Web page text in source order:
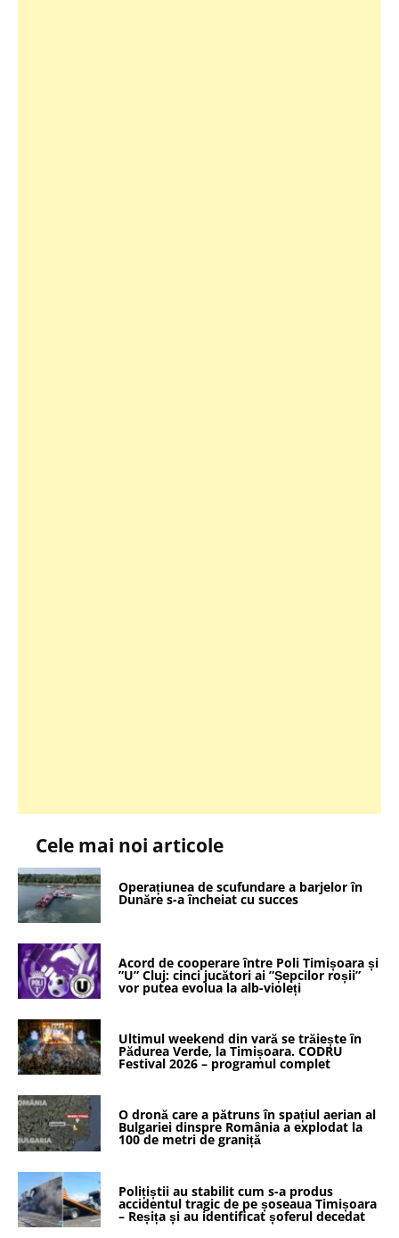
Cele mai noi articole
Operațiunea de scufundare a barjelor în
Dunăre s-a încheiat cu succes
Acord de cooperare între Poli Timișoara și
”U” Cluj: cinci jucători ai ”Șepcilor roșii”
vor putea evolua la alb-violeți
Ultimul weekend din vară se trăiește în
Pădurea Verde, la Timișoara. CODRU
Festival 2026 – programul complet
O dronă care a pătruns în spațiul aerian al
Bulgariei dinspre România a explodat la
100 de metri de graniță
Polițiștii au stabilit cum s-a produs
accidentul tragic de pe șoseaua Timișoara
– Reșița și au identificat șoferul decedat